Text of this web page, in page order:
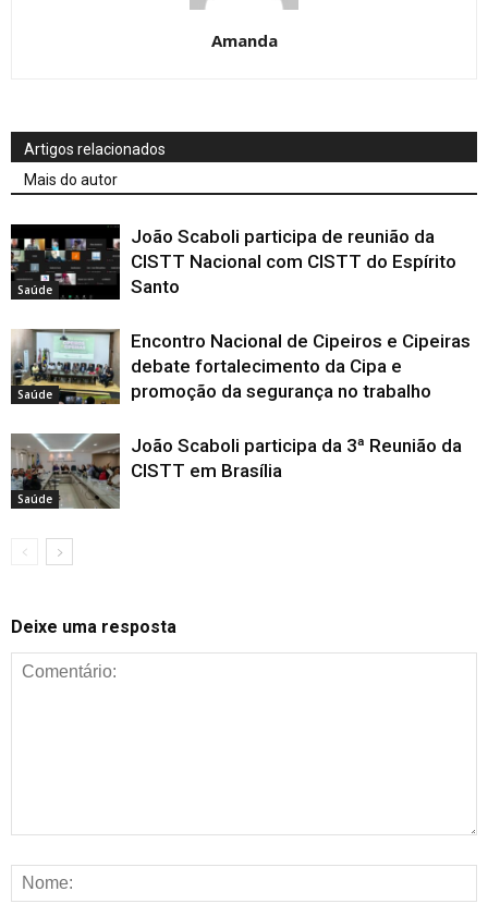
Amanda
Artigos relacionados
Mais do autor
Saúde
João Scaboli participa de reunião da
CISTT Nacional com CISTT do Espírito
Santo
Saúde
Encontro Nacional de Cipeiros e Cipeiras
debate fortalecimento da Cipa e
promoção da segurança no trabalho
Saúde
João Scaboli participa da 3ª Reunião da
CISTT em Brasília
Deixe uma resposta